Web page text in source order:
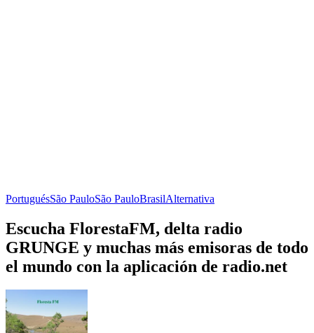
PortuguésSão PauloSão PauloBrasilAlternativa
Escucha FlorestaFM, delta radio
GRUNGE y muchas más emisoras de todo
el mundo con la aplicación de radio.net